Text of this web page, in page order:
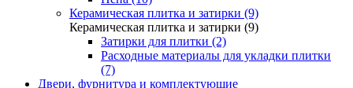
Керамическая плитка и затирки (9)
Керамическая плитка и затирки (9)
Затирки для плитки (2)
Расходные материалы для укладки плитки
(7)
Двери, фурнитура и комплектующие